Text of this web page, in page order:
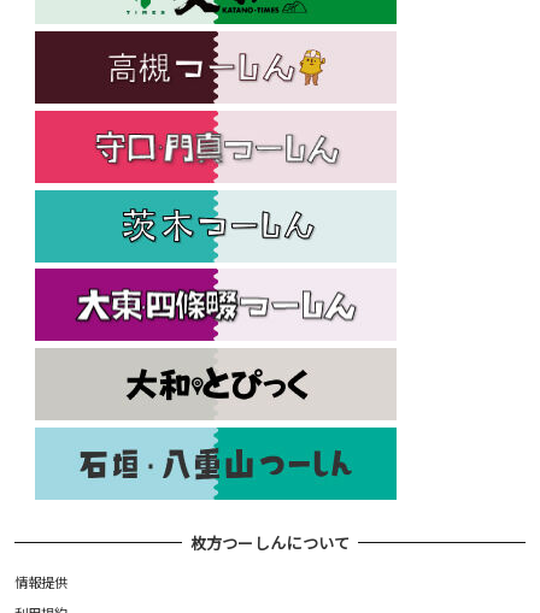
枚方つーしんについて
情報提供